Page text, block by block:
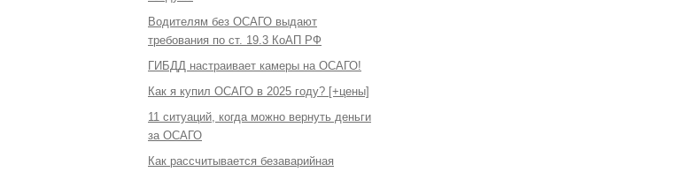
Водителям без ОСАГО выдают
требования по ст. 19.3 КоАП РФ
ГИБДД настраивает камеры на ОСАГО!
Как я купил ОСАГО в 2025 году? [+цены]
11 ситуаций, когда можно вернуть деньги
за ОСАГО
Как рассчитывается безаварийная